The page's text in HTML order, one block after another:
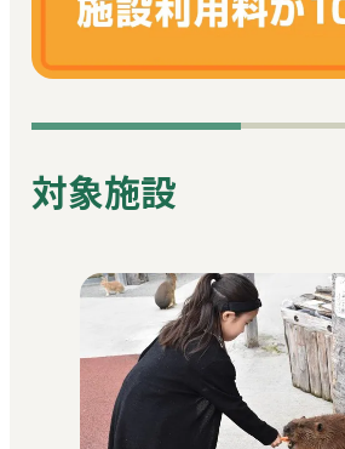
対象施設